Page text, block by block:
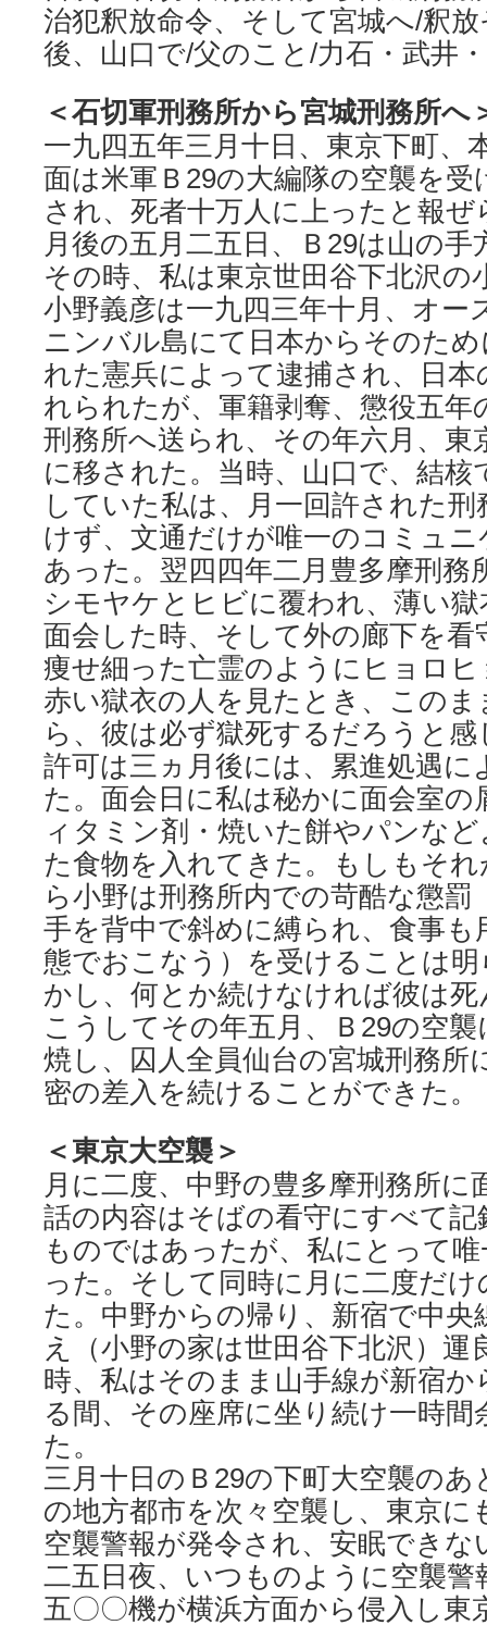
治犯釈放命令、そして宮城へ/釈
後、山口で/父のこと/力石・武井
＜石切軍刑務所から宮城刑務所へ
一九四五年三月十日、東京下町、
面は米軍Ｂ29の大編隊の空襲を受
され、死者十万人に上ったと報
月後の五月二五日、Ｂ29は山の
その時、私は東京世田谷下北沢の
小野義彦は一九四三年十月、オー
ニンバル島にて日本からそのた
れた憲兵によって逮捕され、日本
れられたが、軍籍剥奪、懲役五年
刑務所へ送られ、その年六月、東
に移された。当時、山口で、結核
していた私は、月一回許された
けず、文通だけが唯一のコミュ
あった。翌四四年二月豊多摩刑務
シモヤケとヒビに覆われ、薄い
面会した時、そして外の廊下を
痩せ細った亡霊のようにヒョロ
赤い獄衣の人を見たとき、この
ら、彼は必ず獄死するだろうと
許可は三ヵ月後には、累進処遇に
た。面会日に私は秘かに面会室の
ィタミン剤・焼いた餅やパンな
た食物を入れてきた。もしもそ
ら小野は刑務所内での苛酷な懲
手を背中で斜めに縛られ、食事
態でおこなう）を受けることは
かし、何とか続けなければ彼は
こうしてその年五月、Ｂ29の空
焼し、囚人全員仙台の宮城刑務所
密の差入を続けることができた。
＜東京大空襲＞
月に二度、中野の豊多摩刑務所に
話の内容はそばの看守にすべて
ものではあったが、私にとって
った。そして同時に月に二度だ
た。中野からの帰り、新宿で中央
え（小野の家は世田谷下北沢）運
時、私はそのまま山手線が新宿
る間、その座席に坐り続け一時間
た。
三月十日のＢ29の下町大空襲の
の地方都市を次々空襲し、東京に
空襲警報が発令され、安眠できな
二五日夜、いつものように空襲警
五〇〇機が横浜方面から侵入し東